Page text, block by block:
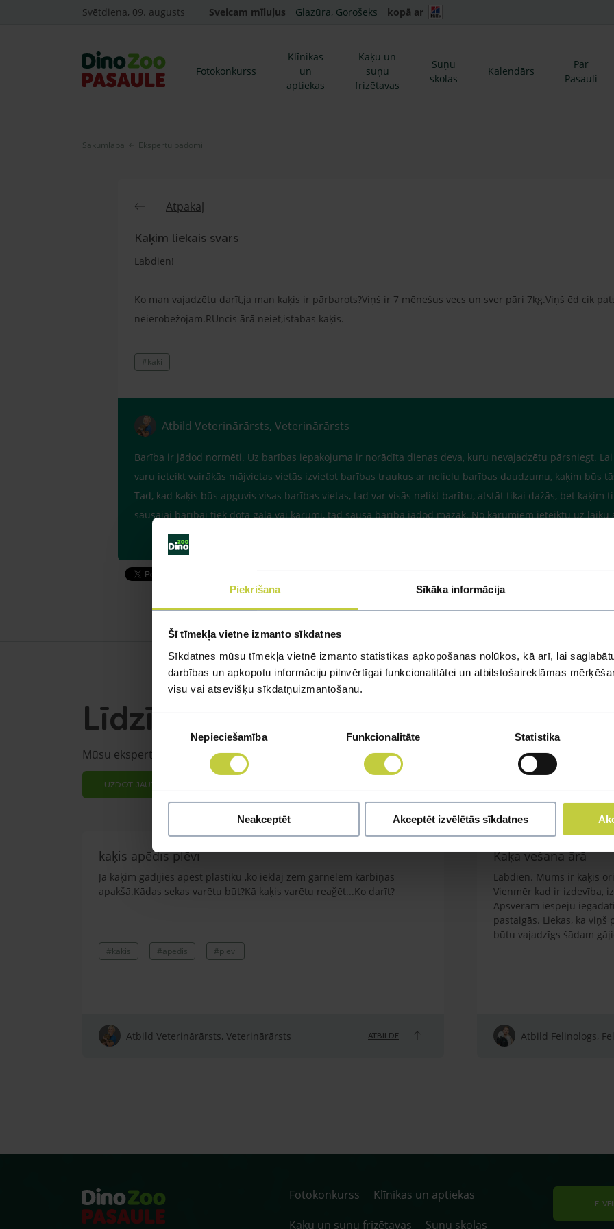
Piekrišana Sīkāka informācija
Šī tīmekļa vietne izmanto sīkdatnes
Sīkdatnes mūsu tīmekļa vietnē izmanto statistikas apkopošanas nolūkos, kā arī, lai
darbības un apkopotu informāciju pilnvērtīgai funkcionalitātei un atbilstošaireklāmas
visu vai atsevišķu sīkdatņuizmantošanu.
Nepieciešamība Funkcionalitāte Statistika
Neakceptēt Akceptēt izvēlētās sīkdatnes
Svētdiena, 09. augusts Sveicam mīluļus Glazūra, Gorošeks kopā ar
Fotokonkurss
Klīnikas
un
aptiekas
Kaķu un
suņu
frizētavas
Suņu
skolas
Kalendārs
Par
Pasauli
Sākumlapa Ekspertu padomi
Atpakaļ
Kaķim liekais svars
Labdien!
Ko man vajadzētu darīt,ja man kaķis ir pārbarots?Viņš ir 7 mēnešus vecs un sver pāri 7kg.Viņš ēd cik
neierobežojam.RUncis ārā neiet,istabas kaķis.
#kaki
Atbild Veterinārārsts, Veterinārārsts
Barība ir jādod normēti. Uz barības iepakojuma ir norādīta dienas deva, kuru nevajadzētu pārsniegt.
varu ieteikt vairākās mājvietas vietās izvietot barības traukus ar nelielu barības daudzumu, kaķim būs
Tad, kad kaķis būs apguvis visas barības vietas, tad var visās nelikt barību, atstāt tikai dažās, bet kaķim
sausajai barībai tiek dota gaļa vai kārumi, tad sausā barība jādod mazāk. No kārumiem ieteiktu uz
Līdzīgi jautājumi
Mūsu eksperti spēs atbildēt uz jebkuru Jūsu jautājumu
UZDOT JAUTĀJUMU
kaķis apēdis plēvi
Ja kaķim gadījies apēst plastiku ,ko ieklāj zem garnelēm kārbiņās
apakšā.Kādas sekas varētu būt?Kā kaķis varētu reağēt...Ko darīt?
#kakis #apedis #plevi
Atbild Veterinārārsts, Veterinārārsts ATBILDE
Kaķa vešana ārā
Labdien. Mums ir kaķis
Vienmēr kad ir izdevība,
Apsveram iespēju
pastaigās. Liekas, ka
būtu vajadzīgs šādam
Atbild Felinologs,
Fotokonkurss
Klīnikas un aptiekas
Kaķu un suņu frizētavas
Suņu skolas
E-